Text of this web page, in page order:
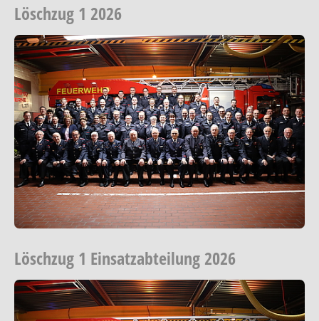
Löschzug 1 2026
Show larger version
Löschzug 1 Einsatzabteilung 2026
Show larger version